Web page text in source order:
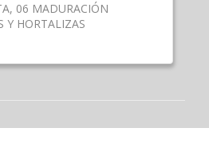
, 06 MADURACIÓN
Y HORTALIZAS